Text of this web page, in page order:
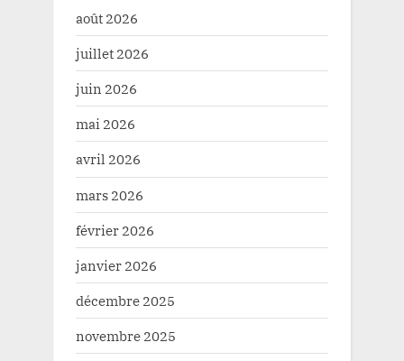
août 2026
juillet 2026
juin 2026
mai 2026
avril 2026
mars 2026
février 2026
janvier 2026
décembre 2025
novembre 2025